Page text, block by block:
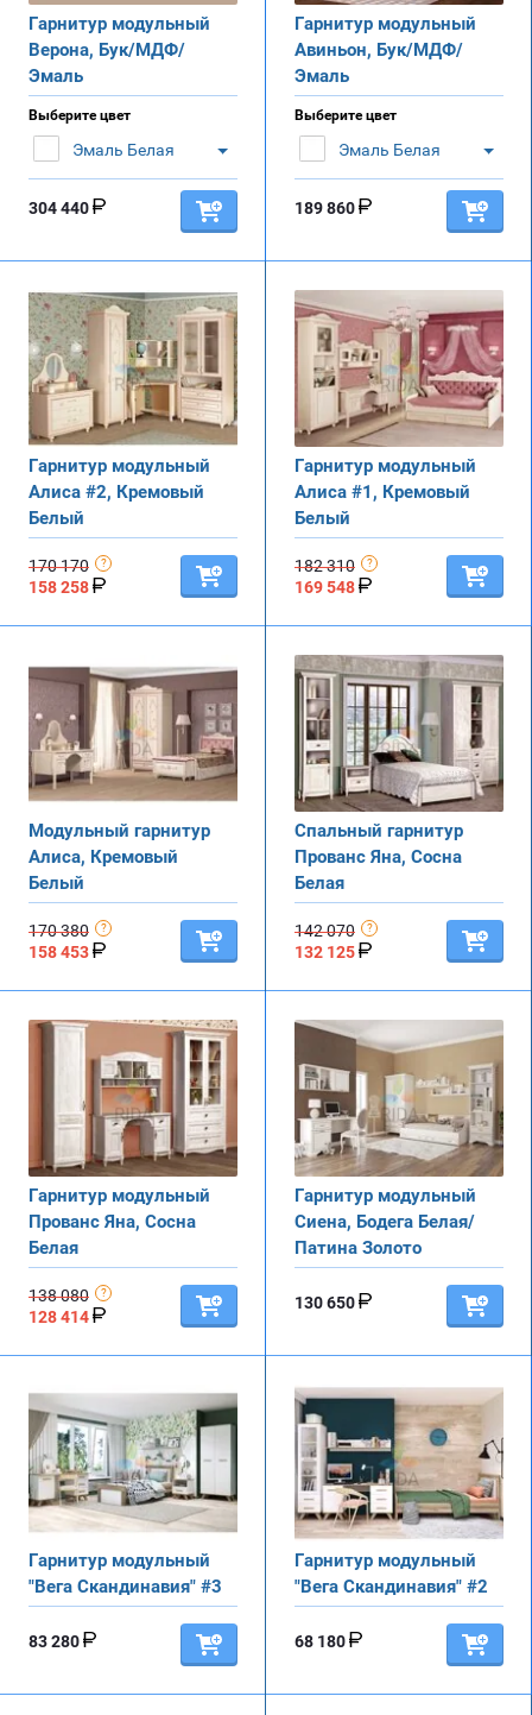
Гарнитур модульный
Верона, Бук/МДФ/
Эмаль
Выберите цвет
Эмаль Белая
304 440
Гарнитур модульный
Авиньон, Бук/МДФ/
Эмаль
Выберите цвет
Эмаль Белая
189 860
Гарнитур модульный
Алиса #2, Кремовый
Белый
170 170
158 258
Гарнитур модульный
Алиса #1, Кремовый
Белый
182 310
169 548
Модульный гарнитур
Алиса, Кремовый
Белый
170 380
158 453
Спальный гарнитур
Прованс Яна, Сосна
Белая
142 070
132 125
Гарнитур модульный
Прованс Яна, Сосна
Белая
138 080
128 414
Гарнитур модульный
Сиена, Бодега Белая/
Патина Золото
130 650
Гарнитур модульный
"Вега Скандинавия" #3
83 280
Гарнитур модульный
"Вега Скандинавия" #2
68 180